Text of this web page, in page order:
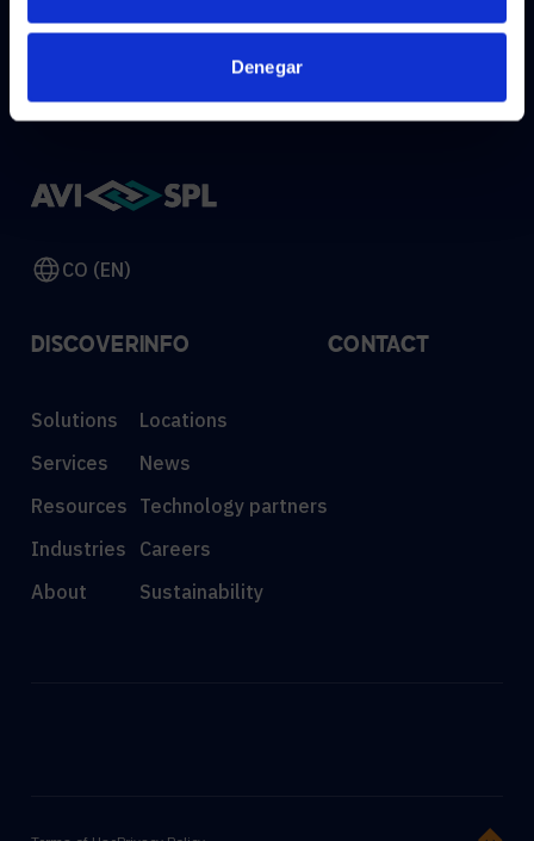
Denegar
CONTACT US HELP DESK
CO (EN)
DISCOVER
Solutions
Services
Resources
Industries
About
INFO
Locations
News
Technology partners
Careers
Sustainability
CONTACT